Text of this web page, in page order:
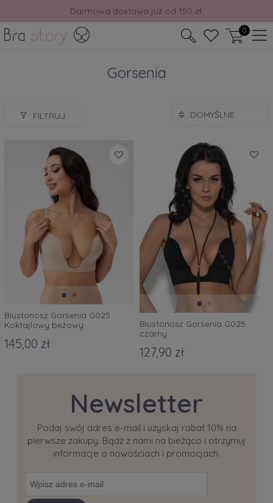
Darmowa dostawa już od 150 zł.
0
Gorsenia
FILTRUJ
Biustonosz Gorsenia G025
Koktajlowy beżowy
145,00 zł
Biustonosz Gorsenia G025
czarny
127,90 zł
Newsletter
Podaj swój adres e-mail i uzyskaj rabat 10% na
pierwsze zakupy. Bądź z nami na bieżąco i otrzymuj
informacje o nowościach i promocjach.